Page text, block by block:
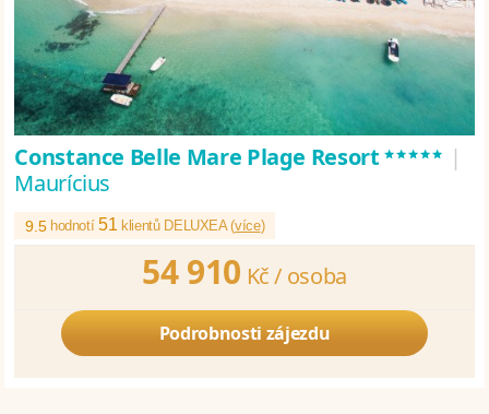
Constance Belle Mare Plage Resort***** |
Maurícius
9.5 hodnotí51klientů DELUXEA (více)
54 910 Kč / osoba
Podrobnosti zájezdu